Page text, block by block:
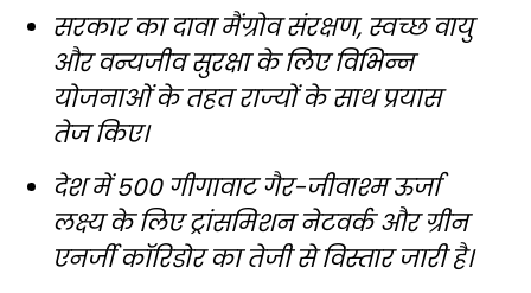
सरकार का दावा मैंग्रोव संरक्षण, स्वच्छ वायु
और वन्यजीव सुरक्षा के लिए विभिन्न
योजनाओं के तहत राज्यों के साथ प्रयास
तेज किए।
देश में 500 गीगावाट गैर-जीवाश्म ऊर्जा
लक्ष्य के लिए ट्रांसमिशन नेटवर्क और ग्रीन
एनर्जी कॉरिडोर का तेजी से विस्तार जारी है।